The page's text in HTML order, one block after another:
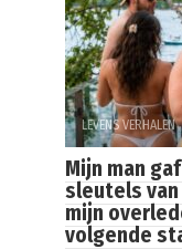
LEVENS VERHALEN
Mijn man
sleutels van
mijn
volgende